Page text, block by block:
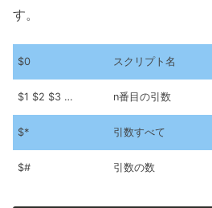
す。
$0 スクリプト名
$1 $2 $3 … n番目の引数
$* 引数すべて
$# 引数の数